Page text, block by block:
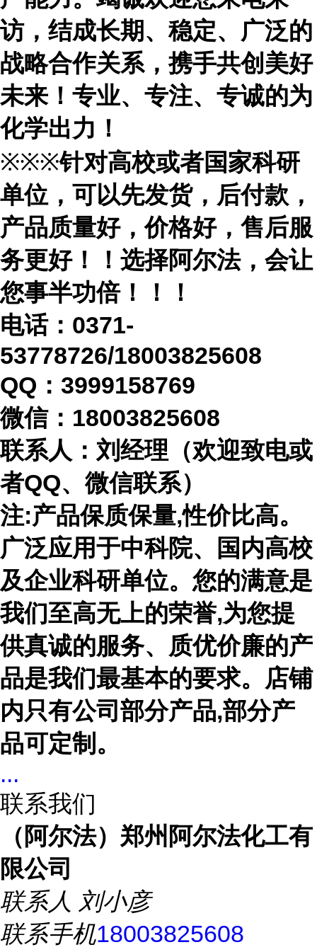
访，结成长期、稳定、广泛的
战略合作关系，携手共创美好
未来！专业、专注、专诚的为
化学出力！
※※※针对高校或者国家科研
单位，可以先发货，后付款，
产品质量好，价格好，售后服
务更好！！选择阿尔法，会让
您事半功倍！！！
电话： 0371-
53778726/18003825608
QQ：3999158769
微信： 18003825608
联系人：刘经理（欢迎致电或
者QQ、微信联系）
注:产品保质保量,性价比高。
广泛应用于中科院、国内高校
及企业科研单位。您的满意是
我们至高无上的荣誉,为您提
供真诚的服务、质优价廉的产
品是我们最基本的要求。店铺
内只有公司部分产品,部分产
品可定制。
...
联系我们
（阿尔法）郑州阿尔法化工有
限公司
联系人 刘小彦
联系手机18003825608